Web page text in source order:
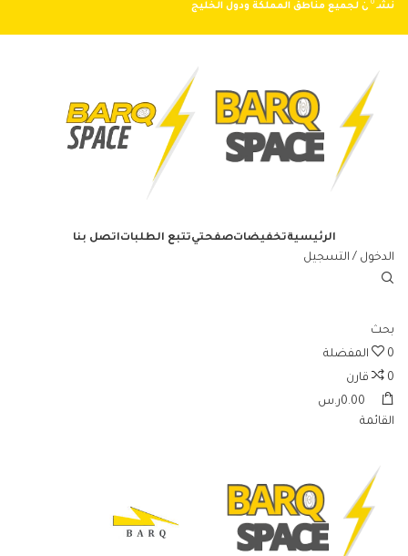
نشحن لجميع مناطق المملكة ودول الخليج
الرئيسيةتخفيضاتصفحتيتتبع الطلباتاتصل بنا
الدخول / التسجيل
بحث
0
المفضلة
0
قارن
0
0.00ر.س
القائمة
0